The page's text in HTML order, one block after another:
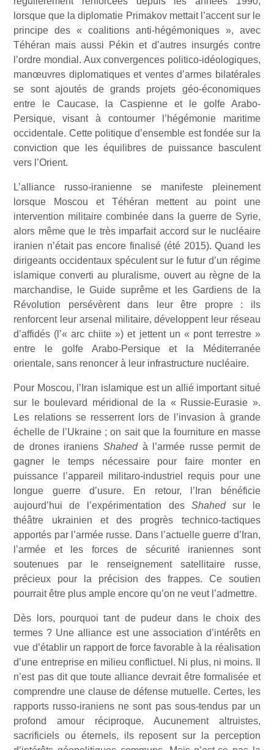
lorsque que la diplomatie Primakov mettait l’accent sur le
principe des « coalitions anti-hégémoniques », avec
Téhéran mais aussi Pékin et d’autres insurgés contre
l’ordre mondial. Aux convergences politico-idéologiques,
manœuvres diplomatiques et ventes d’armes bilatérales
se sont ajoutés de grands projets géo-économiques
entre le Caucase, la Caspienne et le golfe Arabo-
Persique, visant à contourner l’hégémonie maritime
occidentale. Cette politique d’ensemble est fondée sur la
conviction que les équilibres de puissance basculent
vers l’Orient.
L’alliance russo-iranienne se manifeste pleinement
lorsque Moscou et Téhéran mettent au point une
intervention militaire combinée dans la guerre de Syrie,
alors même que le très imparfait accord sur le nucléaire
iranien n’était pas encore finalisé (été 2015). Quand les
dirigeants occidentaux spéculent sur le futur d’un régime
islamique converti au pluralisme, ouvert au règne de la
marchandise, le Guide suprême et les Gardiens de la
Révolution persévèrent dans leur être propre : ils
renforcent leur arsenal militaire, développent leur réseau
d’affidés (l’« arc chiite ») et jettent un « pont terrestre »
entre le golfe Arabo-Persique et la Méditerranée
orientale, sans renoncer à leur infrastructure nucléaire.
Pour Moscou, l’Iran islamique est un allié important situé
sur le boulevard méridional de la « Russie-Eurasie ».
Les relations se resserrent lors de l’invasion à grande
échelle de l’Ukraine ; on sait que la fourniture en masse
de drones iraniens Shahed à l’armée russe permit de
gagner le temps nécessaire pour faire monter en
puissance l’appareil militaro-industriel requis pour une
longue guerre d’usure. En retour, l’Iran bénéficie
aujourd’hui de l’expérimentation des Shahed sur le
théâtre ukrainien et des progrès technico-tactiques
apportés par l’armée russe. Dans l’actuelle guerre d’Iran,
l’armée et les forces de sécurité iraniennes sont
soutenues par le renseignement satellitaire russe,
précieux pour la précision des frappes. Ce soutien
pourrait être plus ample encore qu’on ne veut l’admettre.
Dès lors, pourquoi tant de pudeur dans le choix des
termes ? Une alliance est une association d’intérêts en
vue d’établir un rapport de force favorable à la réalisation
d’une entreprise en milieu conflictuel. Ni plus, ni moins. Il
n’est pas dit que toute alliance devrait être formalisée et
comprendre une clause de défense mutuelle. Certes, les
rapports russo-iraniens ne sont pas sous-tendus par un
profond amour réciproque. Aucunement altruistes,
sacrificiels ou éternels, ils reposent sur la perception